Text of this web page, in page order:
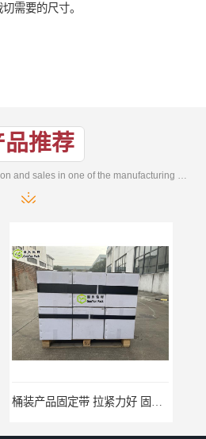
需要的尺寸。
品推荐
Development, design, production and sales in one of the manufacturing enterprises
桶装产品固定带 拉紧力好 固永包材 托盘运输网兜 固永包材